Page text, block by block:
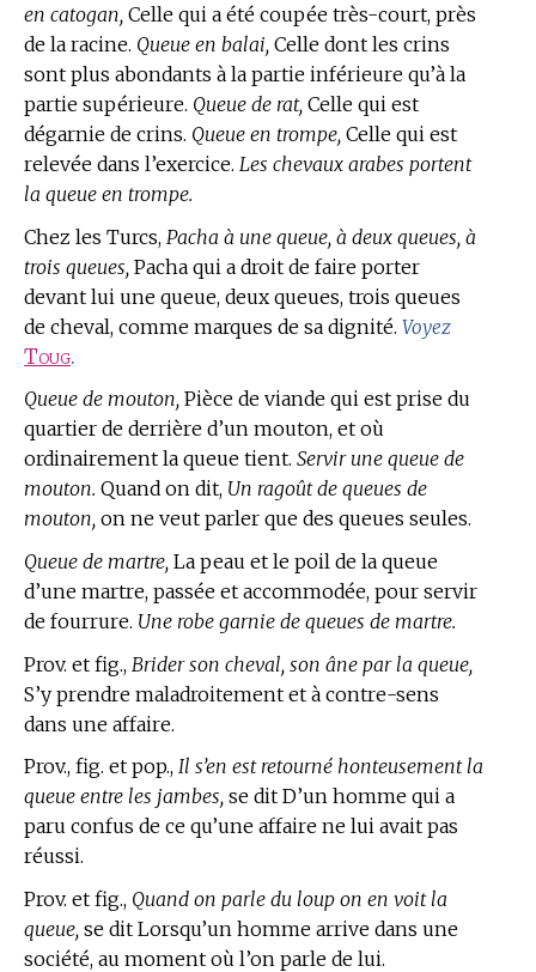
en catogan, Celle qui a été coupée très-court, près
de la racine. Queue en balai, Celle dont les crins
sont plus abondants à la partie inférieure qu’à la
partie supérieure. Queue de rat, Celle qui est
dégarnie de crins. Queue en trompe, Celle qui est
relevée dans l’exercice. Les chevaux arabes portent
la queue en trompe.
Chez les Turcs, Pacha à une queue, à deux queues, à
trois queues, Pacha qui a droit de faire porter
devant lui une queue, deux queues, trois queues
de cheval, comme marques de sa dignité. Voyez
Toug.
Queue de mouton, Pièce de viande qui est prise du
quartier de derrière d’un mouton, et où
ordinairement la queue tient. Servir une queue de
mouton. Quand on dit, Un ragoût de queues de
mouton, on ne veut parler que des queues seules.
Queue de martre, La peau et le poil de la queue
d’une martre, passée et accommodée, pour servir
de fourrure. Une robe garnie de queues de martre.
Prov. et fig., Brider son cheval, son âne par la queue,
S’y prendre maladroitement et à contre-sens
dans une affaire.
Prov., fig. et pop., Il s’en est retourné honteusement la
queue entre les jambes, se dit D’un homme qui a
paru confus de ce qu’une affaire ne lui avait pas
réussi.
Prov. et fig., Quand on parle du loup on en voit la
queue, se dit Lorsqu’un homme arrive dans une
société, au moment où l’on parle de lui.